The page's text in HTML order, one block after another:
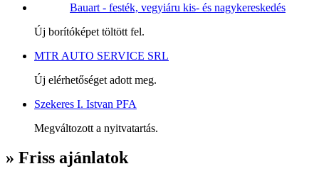
Bauart - festék, vegyiáru kis- és nagykereskedés
Új borítóképet töltött fel.
MTR AUTO SERVICE SRL
Új elérhetőséget adott meg.
Szekeres I. Istvan PFA
Megváltozott a nyitvatartás.
» Friss ajánlatok